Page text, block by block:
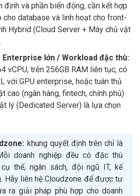
định và phần biến động, cần kết hợp
cho database và linh hoạt cho front-
Hybrid (Cloud Server + Máy chủ vật
Enterprise lớn / Workload đặc thù:
vCPU, trên 256GB RAM liên tục, có
với GPU enterprise, hoặc tuân thủ
cao (ngân hàng, fintech, chính phủ)
lý (Dedicated Server) là lựa chọn
khung quyết định trên chỉ là
doanh nghiệp đều có đặc thù
thể, ngân sách, đội ngũ IT, kế
Hãy liên hệ Cloudzone để được tư
ra giải pháp phù hợp cho doanh